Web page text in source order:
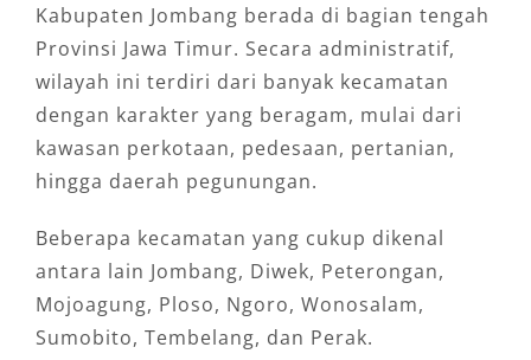
Kabupaten Jombang berada di bagian tengah
Provinsi Jawa Timur. Secara administratif,
wilayah ini terdiri dari banyak kecamatan
dengan karakter yang beragam, mulai dari
kawasan perkotaan, pedesaan, pertanian,
hingga daerah pegunungan.
Beberapa kecamatan yang cukup dikenal
antara lain Jombang, Diwek, Peterongan,
Mojoagung, Ploso, Ngoro, Wonosalam,
Sumobito, Tembelang, dan Perak.